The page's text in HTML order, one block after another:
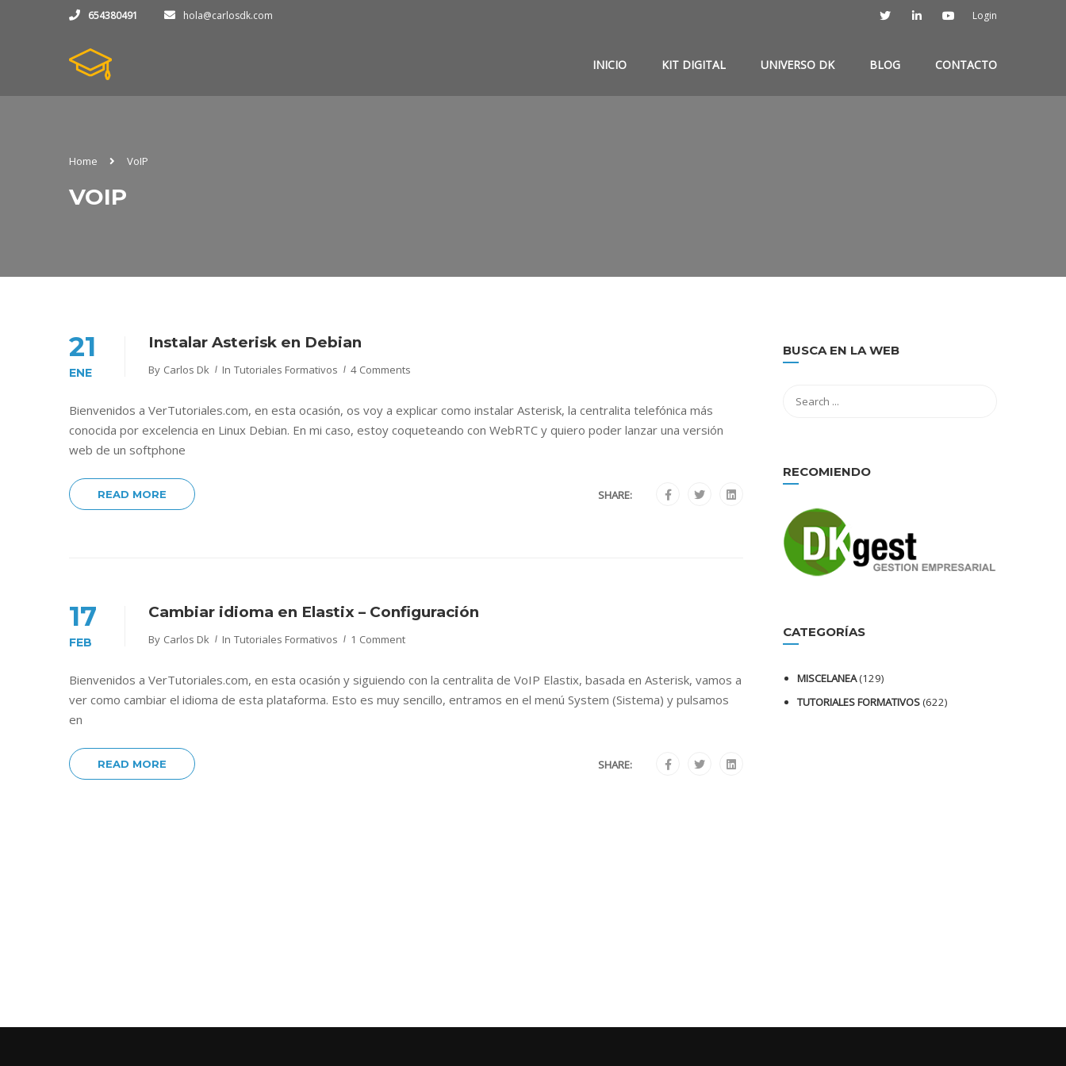
654380491 hola@carlosdk.com Login
INICIO KIT DIGITAL UNIVERSO DK BLOG CONTACTO
Home VoIP
VOIP
21
ENE
Instalar Asterisk en Debian
By Carlos Dk In Tutoriales Formativos 4 Comments
Bienvenidos a VerTutoriales.com, en esta ocasión, os voy a explicar como instalar Asterisk, la centralita telefónica más
conocida por excelencia en Linux Debian. En mi caso, estoy coqueteando con WebRTC y quiero poder lanzar una versión
web de un softphone
READ MORE SHARE:
17
FEB
Cambiar idioma en Elastix – Configuración
By Carlos Dk In Tutoriales Formativos 1 Comment
Bienvenidos a VerTutoriales.com, en esta ocasión y siguiendo con la centralita de VoIP Elastix, basada en Asterisk, vamos a
ver como cambiar el idioma de esta plataforma. Esto es muy sencillo, entramos en el menú System (Sistema) y pulsamos
en
READ MORE SHARE:
BUSCA EN LA WEB
RECOMIENDO
CATEGORÍAS
MISCELANEA(129)
TUTORIALES FORMATIVOS(622)